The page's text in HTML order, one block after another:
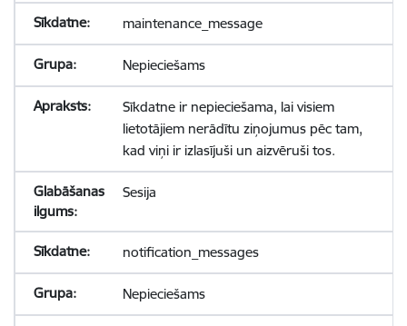
maintenance_message
Nepieciešams
Sīkdatne ir nepieciešama, lai visiem
lietotājiem nerādītu ziņojumus pēc tam,
kad viņi ir izlasījuši un aizvēruši tos.
Sesija
notification_messages
Nepieciešams